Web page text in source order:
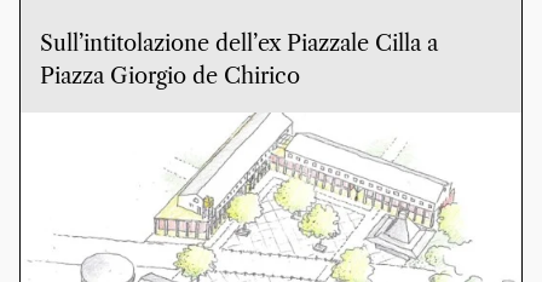
Sull’intitolazione dell’ex Piazzale Cilla a
Piazza Giorgio de Chirico